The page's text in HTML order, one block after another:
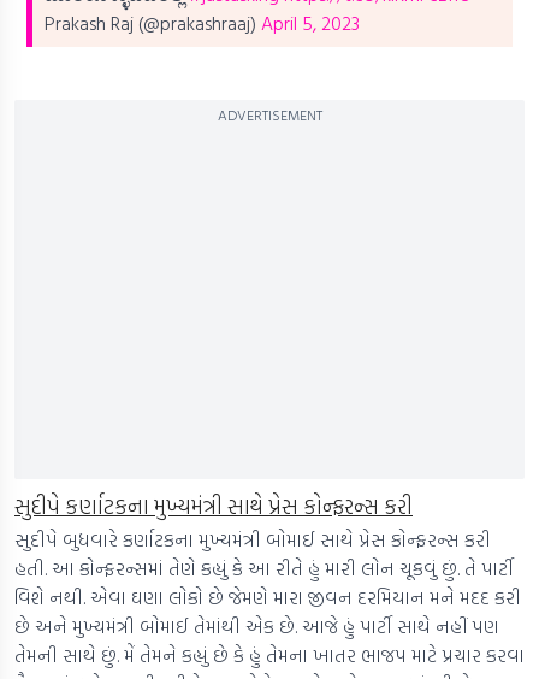
Prakash Raj (@prakashraaj) April 5, 2023
ADVERTISEMENT
સુદીપે કર્ણાટકના મુખ્યમંત્રી સાથે પ્રેસ કોન્ફરન્સ કરી
સુદીપે બુધવારે કર્ણાટકના મુખ્યમંત્રી બોમાઈ સાથે પ્રેસ કોન્ફરન્સ કરી
હતી. આ કોન્ફરન્સમાં તેણે કહ્યું કે આ રીતે હું મારી લોન ચૂકવું છું. તે પાર્ટી
વિશે નથી. એવા ઘણા લોકો છે જેમણે મારા જીવન દરમિયાન મને મદદ કરી
છે અને મુખ્યમંત્રી બોમાઈ તેમાંથી એક છે. આજે હું પાર્ટી સાથે નહીં પણ
તેમની સાથે છું. મેં તેમને કહ્યું છે કે હું તેમના ખાતર ભાજપ માટે પ્રચાર કરવા